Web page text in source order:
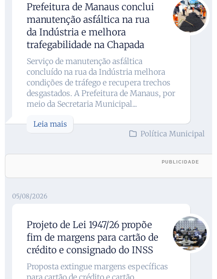
Prefeitura de Manaus conclui
manutenção asfáltica na rua
da Indústria e melhora
trafegabilidade na Chapada
Serviço de manutenção asfáltica
concluído na rua da Indústria melhora
condições de tráfego e recupera trechos
desgastados. A Prefeitura de Manaus, por
meio da Secretaria Municipal...
Leia mais
Política Municipal
05/08/2026
Projeto de Lei 1947/26 propõe
fim de margens para cartão de
crédito e consignado do INSS
Proposta extingue margens específicas
para cartão de crédito e cartão